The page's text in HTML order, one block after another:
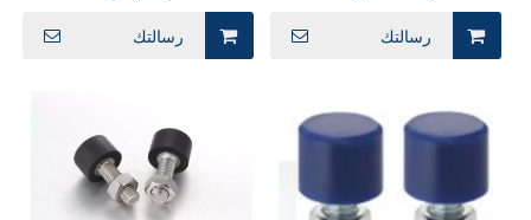
قياسية ذات شكل مستقيم
UST SUST LUST PUST
رسالتك
رأس المقبس السداسي
UNAH
رسالتك